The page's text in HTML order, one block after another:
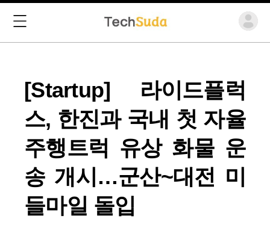
[Startup] 라이드플럭
스, 한진과 국내 첫 자율
주행트럭 유상 화물 운
송 개시…군산~대전 미
들마일 돌입